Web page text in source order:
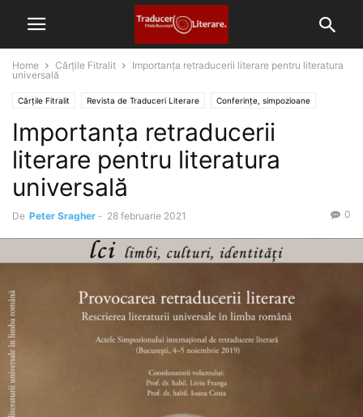
Home Cărțile Fitralit
Importanța retraducerii literare pentru literatura
universală
Cărțile Fitralit Revista de Traduceri Literare Conferințe, simpozioane
Nr. 63-64 Ianuarie-februarie 2021
Importanța retraducerii
literare pentru literatura
universală
De Peter Sragher - 28 februarie 2021 0